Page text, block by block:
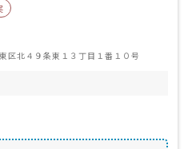
区北４９条東１３丁目１番１０号